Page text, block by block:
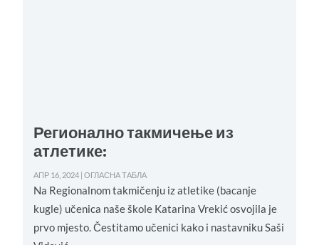
Регионално такмичење из
атлетике:
АПР 16, 2024 |ОГЛАСНА ТАБЛА
Na Regionalnom takmičenju iz atletike (bacanje
kugle) učenica naše škole Katarina Vrekić osvojila je
prvo mjesto. Čestitamo učenici kako i nastavniku Saši